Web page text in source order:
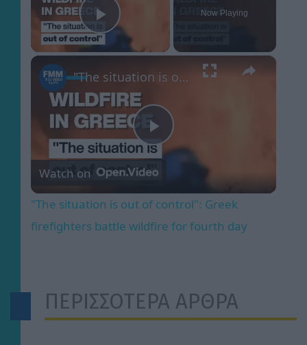
Play Video
Now Playing
×
Play
Video
"The situation is out of control": Greek firefighters battle wildfire for fourth day
Watch on
"The situation is out of control": Greek
firefighters battle wildfire for fourth day
ΠΕΡΙΣΣΟΤΕΡΑ ΑΡΘΡΑ